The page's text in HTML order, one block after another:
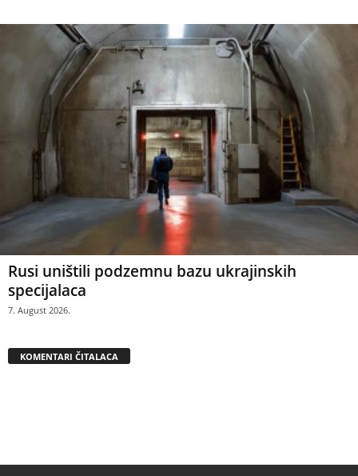
Rusi uništili podzemnu bazu ukrajinskih
specijalaca
7. August 2026.
KOMENTARI ČITALACA